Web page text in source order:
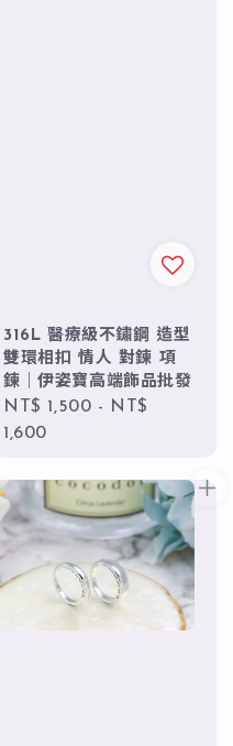
316L 醫療級不鏽鋼 造型
雙環相扣 情人 對鍊 項
鍊｜伊姿寶高端飾品批發
Regular
price
NT$ 1,500 -
NT$
1,600